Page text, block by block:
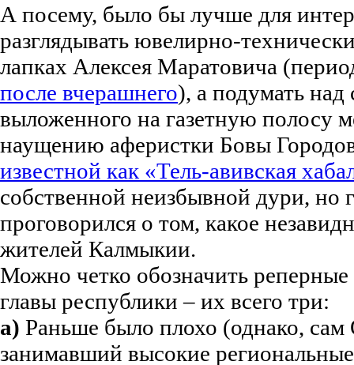
А посему, было бы лучше для
разглядывать ювелирно-
лапках Алексея Маратовича
после вчерашнего), а подумать
выложенного на газетную полосу
наущению аферистки Бовы
известной как «Тель-авивская
собственной неизбывной дури, но
проговорился о том, какое
жителей Калмыкии.
Можно четко обозначить
главы республики – их всего три:
а) Раньше было плохо (однако, сам
занимавший высокие